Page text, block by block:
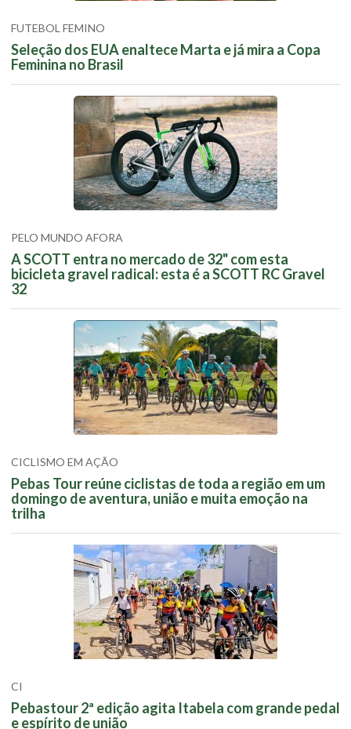
FUTEBOL FEMINO
Seleção dos EUA enaltece Marta e já mira a Copa
Feminina no Brasil
PELO MUNDO AFORA
A SCOTT entra no mercado de 32" com esta
bicicleta gravel radical: esta é a SCOTT RC Gravel
32
CICLISMO EM AÇÃO
Pebas Tour reúne ciclistas de toda a região em um
domingo de aventura, união e muita emoção na
trilha
CI
Pebastour 2ª edição agita Itabela com grande pedal
e espírito de união